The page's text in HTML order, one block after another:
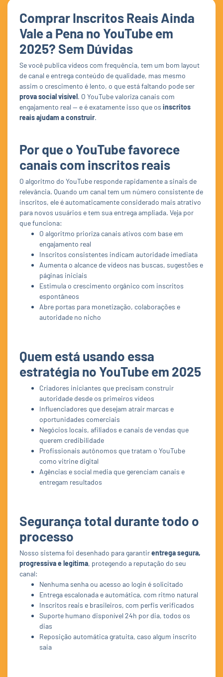
Comprar Inscritos Reais Ainda
Vale a Pena no YouTube em
2025? Sem Dúvidas
Se você publica vídeos com frequência, tem um bom layout
de canal e entrega conteúdo de qualidade, mas mesmo
assim o crescimento é lento, o que está faltando pode ser
prova social visível. O YouTube valoriza canais com
engajamento real — e é exatamente isso que os inscritos
reais ajudam a construir.
Por que o YouTube favorece
canais com inscritos reais
O algoritmo do YouTube responde rapidamente a sinais de
relevância. Quando um canal tem um número consistente de
inscritos, ele é automaticamente considerado mais atrativo
para novos usuários e tem sua entrega ampliada. Veja por
que funciona:
O algoritmo prioriza canais ativos com base em
engajamento real
Inscritos consistentes indicam autoridade imediata
Aumenta o alcance de vídeos nas buscas, sugestões e
páginas iniciais
Estimula o crescimento orgânico com inscritos
espontâneos
Abre portas para monetização, colaborações e
autoridade no nicho
Quem está usando essa
estratégia no YouTube em 2025
Criadores iniciantes que precisam construir
autoridade desde os primeiros vídeos
Influenciadores que desejam atrair marcas e
oportunidades comerciais
Negócios locais, afiliados e canais de vendas que
querem credibilidade
Profissionais autônomos que tratam o YouTube
como vitrine digital
Agências e social media que gerenciam canais e
entregam resultados
Segurança total durante todo o
processo
Nosso sistema foi desenhado para garantirentrega segura,
progressiva e legítima, protegendo a reputação do seu
canal:
Nenhuma senha ou acesso ao login é solicitado
Entrega escalonada e automática, com ritmo natural
Inscritos reais e brasileiros, com perfis verificados
Suporte humano disponível 24h por dia, todos os
dias
Reposição automática gratuita, caso algum inscrito
saia